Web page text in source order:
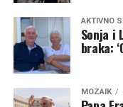
AKTIVNO
Sonja i
braka:
MOZAIK